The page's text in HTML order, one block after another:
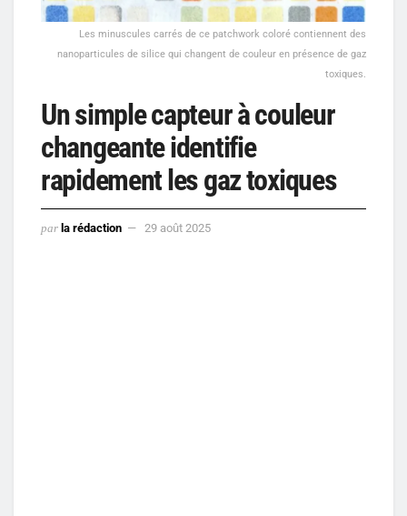
Les minuscules carrés de ce patchwork coloré contiennent des
nanoparticules de silice qui changent de couleur en présence de gaz
toxiques.
Un simple capteur à couleur
changeante identifie
rapidement les gaz toxiques
par la rédaction 29 août 2025